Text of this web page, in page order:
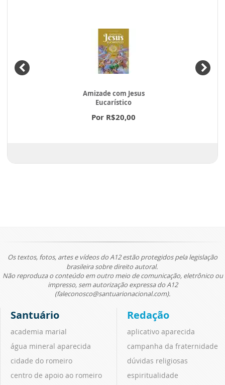
Amizade com Jesus
Eucarístico
Por R$20,00
Os textos, fotos, artes e vídeos do A12 estão protegidos pela legislação
brasileira sobre direito autoral.
Não reproduza o conteúdo em outro meio de comunicação, eletrônico ou
impresso, sem autorização expressa do A12
(faleconosco@santuarionacional.com).
Santuário
academia marial
água mineral aparecida
cidade do romeiro
centro de apoio ao romeiro
Redação
aplicativo aparecida
campanha da fraternidade
dúvidas religiosas
espiritualidade